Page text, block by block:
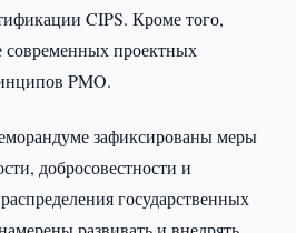
CIPS. Кроме того,
современных проектных
PMO.
зафиксированы меры
добросовестности и
государственных